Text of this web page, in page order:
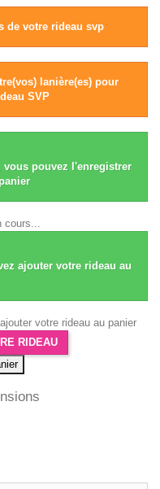
de votre rideau svp
lanière(es) pour
SVP
vous pouvez l'enregistrer
ajouter votre rideau au
votre rideau au panier
RIDEAU